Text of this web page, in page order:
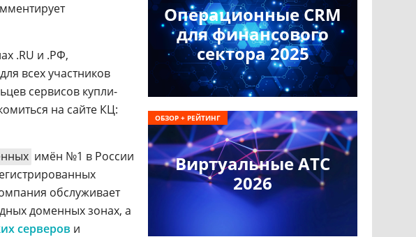
.RU и .РФ,
всех участников
сервисов купли-
на сайте КЦ:
имён №1 в России
обслуживает
доменных зонах, а
серверов и
Операционные CRM
для финансового
сектора 2025
Виртуальные АТС
2026
ОБЗОР + РЕЙТИНГ